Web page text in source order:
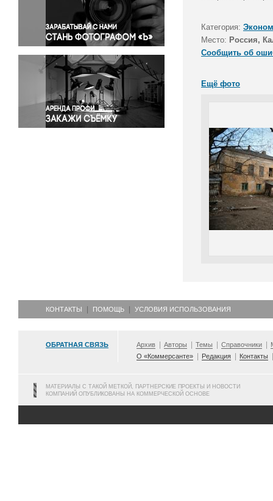
Правосудие
Происшествия и конфликты
Религия
Светская жизнь
Спорт
Экология
Экономика и бизнес
Категория:
Место: Россия,
Сообщить об
Ещё фото
КОНТАКТЫ ПОМОЩЬ УСЛОВИЯ ИСПОЛЬЗОВАНИЯ
ОБРАТНАЯ СВЯЗЬ Архив Авторы Темы Справочники
О «Коммерсанте»
Редакция Контакты
МАТЕРИАЛЫ С ТАКОЙ МЕТКОЙ, ПАРТНЕРСКИЕ ПРОЕКТЫ И НОВОСТИ
КОМПАНИЙ ОПУБЛИКОВАНЫ НА КОММЕРЧЕСКОЙ ОСНОВЕ